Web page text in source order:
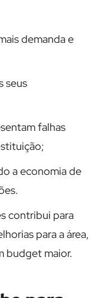
demanda e
seus
falhas
a economia de
contribui para
para a área,
budget maior.